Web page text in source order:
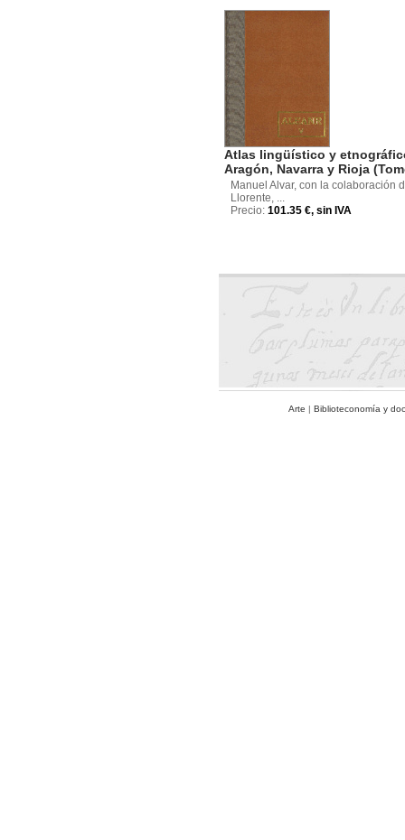
Atlas lingüístico y
Aragón, Navarra y Rioja
Manuel Alvar, con la colaboración
Llorente, ...
Precio: 101.35 €, sin IVA
Arte | Biblioteconomía y